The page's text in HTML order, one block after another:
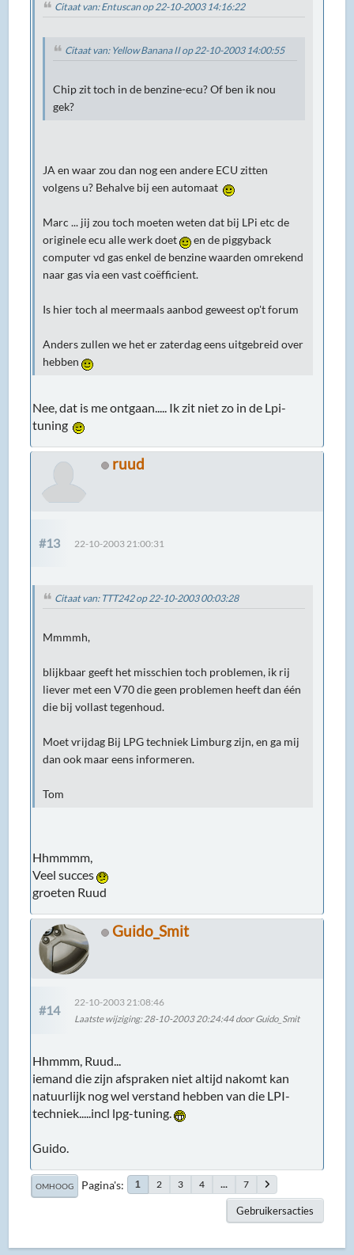
Citaat van: Entuscan op 22-10-2003 14:16:22
Citaat van: Yellow Banana II op 22-10-2003 14:00:55
Chip zit toch in de benzine-ecu? Of ben ik nou
gek?
JA en waar zou dan nog een andere ECU zitten
volgens u? Behalve bij een automaat
Marc ... jij zou toch moeten weten dat bij LPi etc de
originele ecu alle werk doet
en de piggyback
computer vd gas enkel de benzine waarden omrekend
naar gas via een vast coëfficient.
Is hier toch al meermaals aanbod geweest op't forum
Anders zullen we het er zaterdag eens uitgebreid over
hebben
Nee, dat is me ontgaan..... Ik zit niet zo in de Lpi-
tuning
ruud
#13 22-10-2003 21:00:31
Citaat van: TTT242 op 22-10-2003 00:03:28
Mmmmh,
blijkbaar geeft het misschien toch problemen, ik rij
liever met een V70 die geen problemen heeft dan één
die bij vollast tegenhoud.
Moet vrijdag Bij LPG techniek Limburg zijn, en ga mij
dan ook maar eens informeren.
Tom
Hhmmmm,
Veel succes
groeten Ruud
Guido_Smit
#14
22-10-2003 21:08:46
Laatste wijziging: 28-10-2003 20:24:44 door Guido_Smit
Hhmmm, Ruud...
iemand die zijn afspraken niet altijd nakomt kan
natuurlijk nog wel verstand hebben van die LPI-
techniek.....incl lpg-tuning.
Guido.
OMHOOG Pagina's 1 2 3 4 ... 7
Gebruikersacties